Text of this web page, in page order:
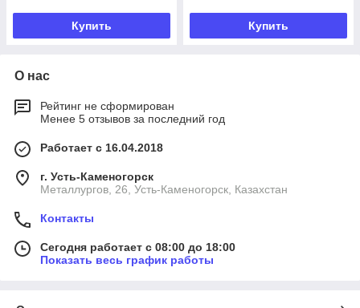
Купить Купить
О нас
Рейтинг не сформирован
Менее 5 отзывов за последний год
Работает с 16.04.2018
г. Усть-Каменогорск
Металлургов, 26, Усть-Каменогорск, Казахстан
Контакты
Сегодня работает с 08:00 до 18:00
Показать весь график работы